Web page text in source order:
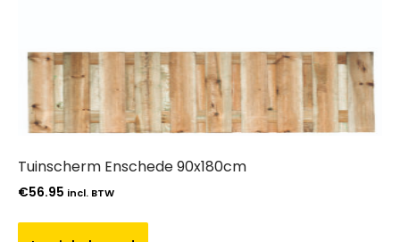
Tuinscherm Enschede 90x180cm
€56.95 incl. BTW